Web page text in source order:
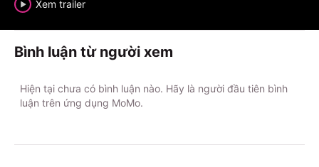
Xem trailer
Bình luận từ người xem
Hiện tại chưa có bình luận nào. Hãy là người đầu tiên bình
luận trên ứng dụng MoMo.